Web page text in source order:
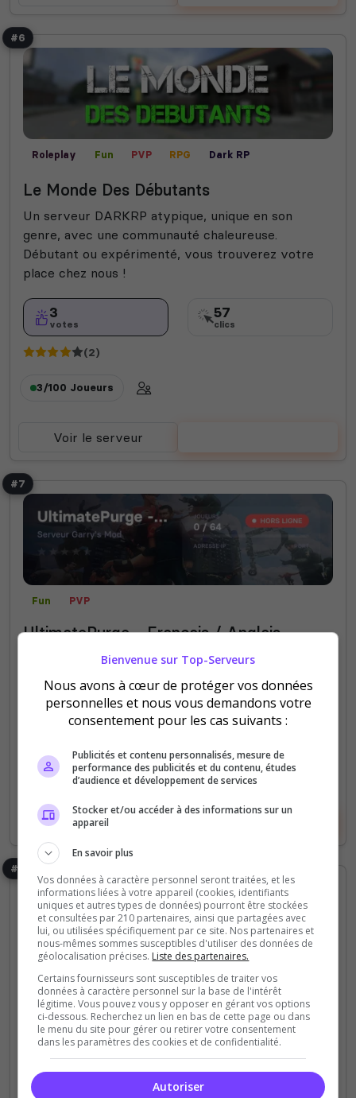
#6
Roleplay Fun PVP RPG
Dark RP
Le Monde Des Débutants
Un serveur DARKRP atypique, unique en son
genre, avec une communauté chaleureuse.
Débutant ou expérimenté, vous trouverez votre
place chez nous !
3
votes
57
clics
(2)
3/100 Joueurs
Voir le serveur
#7
Fun PVP
UltimatePurge - Français / Anglais
UltimatePurge ouvre bientôt ses portes !
2
votes
28
clics
64 Slots
Voir le serveur
#8
Fun PVP Roleplay RPG
MysteriaRP - PoudlardRP - Magic
Bienvenue à Poudlard !
Bienvenue sur Top-Serveurs
Nous avons à cœur de protéger vos données
personnelles et nous vous demandons votre
consentement pour les cas suivants :
Publicités et contenu personnalisés, mesure de
performance des publicités et du contenu, études
d’audience et développement de services
Stocker et/ou accéder à des informations sur un
appareil
En savoir plus
Vos données à caractère personnel seront traitées, et les
informations liées à votre appareil (cookies, identifiants
uniques et autres types de données) pourront être stockées
et consultées par 210 partenaires, ainsi que partagées avec
lui, ou utilisées spécifiquement par ce site. Nos partenaires et
nous-mêmes sommes susceptibles d'utiliser des données de
géolocalisation précises. Liste des partenaires.
Certains fournisseurs sont susceptibles de traiter vos
données à caractère personnel sur la base de l'intérêt
légitime. Vous pouvez vous y opposer en gérant vos options
ci-dessous. Recherchez un lien en bas de cette page ou dans
le menu du site pour gérer ou retirer votre consentement
dans les paramètres des cookies et de confidentialité.
Autoriser